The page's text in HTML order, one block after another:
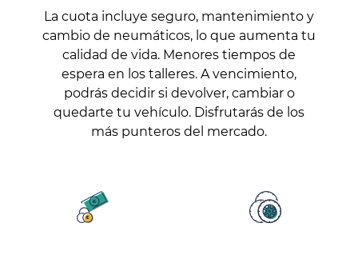
La cuota incluye seguro, mantenimiento y
cambio de neumáticos, lo que aumenta tu
calidad de vida. Menores tiempos de
espera en los talleres. A vencimiento,
podrás decidir si devolver, cambiar o
quedarte tu vehículo. Disfrutarás de los
más punteros del mercado.